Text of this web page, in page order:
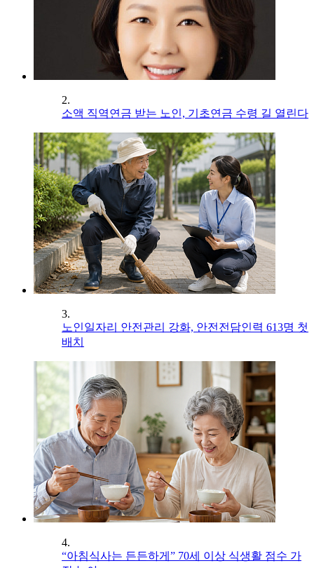
2.
소액 직역연금 받는 노인, 기초연금 수령 길 열린다
3.
노인일자리 안전관리 강화, 안전전담인력 613명 첫
배치
4.
“아침식사는 든든하게” 70세 이상 식생활 점수 가